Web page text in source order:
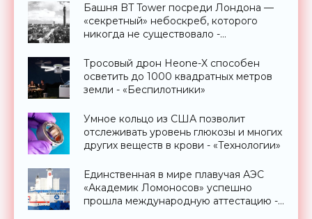
Башня BT Tower посреди Лондона —
«секретный» небоскреб, которого
никогда не существовало -
Тросовый дрон Heone-X способен
осветить до 1000 квадратных метров
земли - «Беспилотники»
Умное кольцо из США позволит
отслеживать уровень глюкозы и многих
других веществ в крови - «Технологии»
Единственная в мире плавучая АЭС
«Академик Ломоносов» успешно
прошла международную аттестацию -